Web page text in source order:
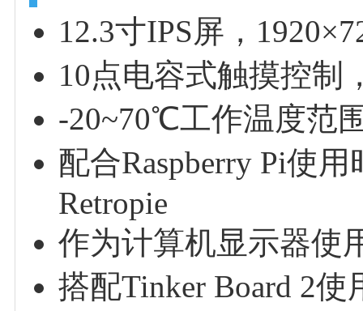
12.3寸IPS屏，
10点电容式触摸控制
-20~70℃工作温度范
配合Raspberry Pi使
Retropie
作为计算机显示器使
搭配Tinker Board 2